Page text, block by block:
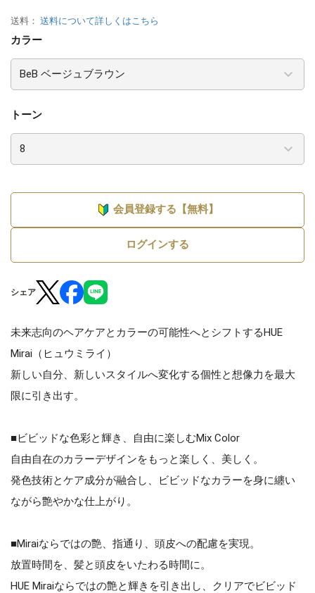
送料： 送料について詳しくはこちら
カラー
トーン
会員登録する【無料】
ログインする
シェア
未来志向のヘアケアとカラーの可能性へとシフトするHUE
Mirai（ヒュウミライ）
新しい自分、新しいスタイルへ変化する個性と想像力を最大
限に引き出す。
■ビビッドな色彩と輝き、自由に楽しむMix Color
自由自在のカラーデザインをもっと楽しく、美しく。
発色技術とケア成分が融合し、ビビッドなカラーを身に纏い
ながら艶やかな仕上がり。
■Miraiならではの艶、指通り、頭皮への配慮を実現。
放置時間を、髪と頭皮をいたわる時間に。
HUE Miraiならではの艶と輝きを引き出し、クリアでビビッド